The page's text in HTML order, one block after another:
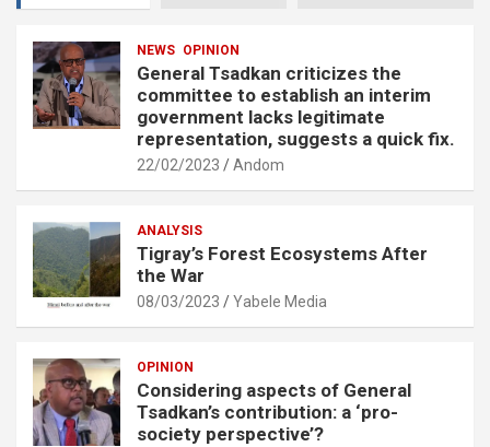
NEWS OPINION
General Tsadkan criticizes the
committee to establish an interim
government lacks legitimate
representation, suggests a quick fix.
22/02/2023 Andom
ANALYSIS
Tigray’s Forest Ecosystems After
the War
08/03/2023 Yabele Media
OPINION
Considering aspects of General
Tsadkan’s contribution: a ‘pro-
society perspective’?